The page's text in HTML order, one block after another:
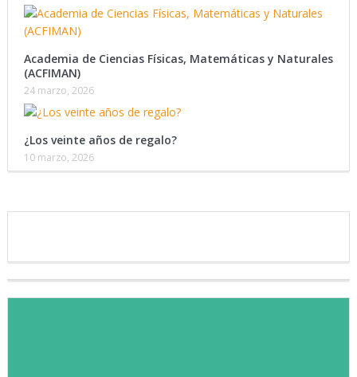
Academia de Ciencias Físicas, Matemáticas y Naturales
(ACFIMAN)
24 marzo, 2026
¿Los veinte años de regalo?
10 marzo, 2026